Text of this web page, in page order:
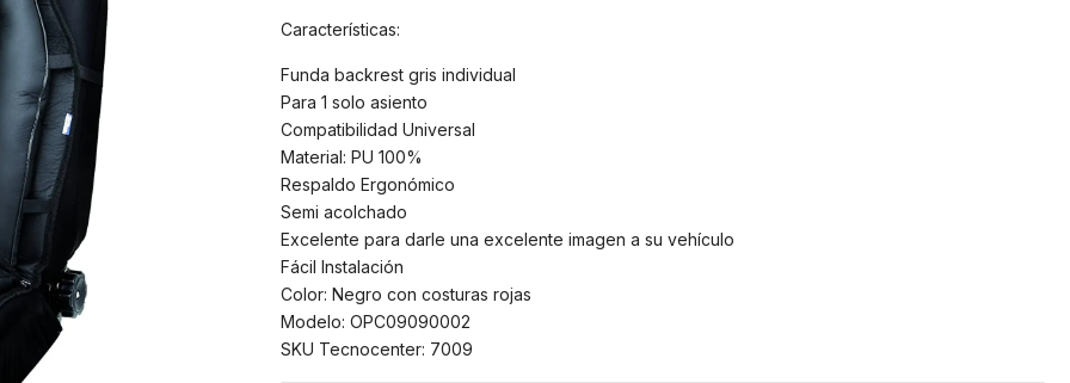
Características:
Funda backrest gris individual
Para 1 solo asiento
Compatibilidad Universal
Material: PU 100%
Respaldo Ergonómico
Semi acolchado
Excelente para darle una excelente imagen a su vehículo
Fácil Instalación
Color: Negro con costuras rojas
Modelo: OPC09090002
SKU Tecnocenter: 7009